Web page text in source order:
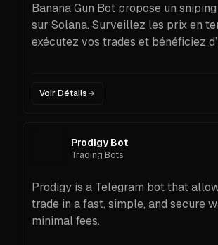
Banana Gun Bot propose un
sur Solana. Surveillez les prix en
exécutez vos trades et bénéficiez
Voir Détails
Prodigy Bot
Trading Bots
Prodigy is a Telegram bot that
trade in a fast, simple, and secure
minimal fees.